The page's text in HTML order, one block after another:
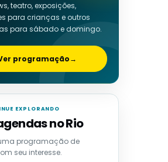
teatro, exposições,
para crianças e outros
para sábado e domingo.
programação→
EXPLORANDO
no Rio
programação de
seu interesse.